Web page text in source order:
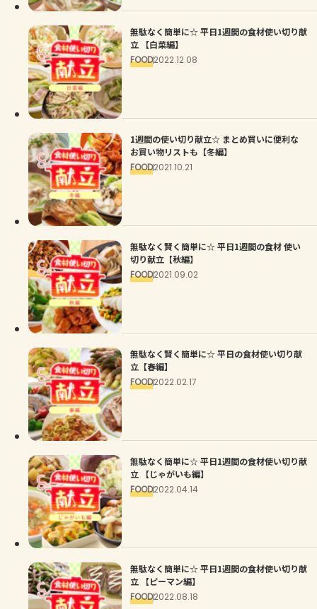
無駄なく簡単に☆ 平日1週間の食材使い切り献
立 【白菜編】
FOOD2022.12.08
1週間の使い切り献立☆ まとめ買いに便利な
お買い物リストも【冬編】
FOOD2021.10.21
無駄なく賢く簡単に☆ 平日1週間の食材 使い
切り献立【秋編】
FOOD2021.09.02
無駄なく賢く簡単に☆ 平日の食材使い切り献
立【春編】
FOOD2022.02.17
無駄なく簡単に☆ 平日1週間の食材使い切り献
立 【じゃがいも編】
FOOD2022.04.14
無駄なく簡単に☆ 平日1週間の食材使い切り献
立 【ピーマン編】
FOOD2022.08.18